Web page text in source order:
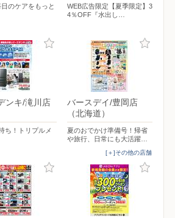
のケアをもっと
WEB広告限定【夏季限定】3
4％OFF『水出し…
ンキ/滝川店
ち！トリプルメ
バースデイ/豊岡店
（北海道）
夏のおでかけ準備号！帰省
や旅行、日常にも大活躍…
[＋]その他の店舗